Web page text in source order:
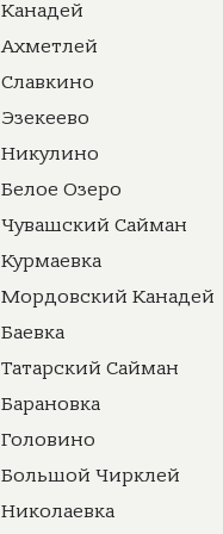
Канадей
Ахметлей
Славкино
Эзекеево
Никулино
Белое Озеро
Чувашский Сайман
Курмаевка
Мордовский Канадей
Баевка
Татарский Сайман
Барановка
Головино
Большой Чирклей
Николаевка